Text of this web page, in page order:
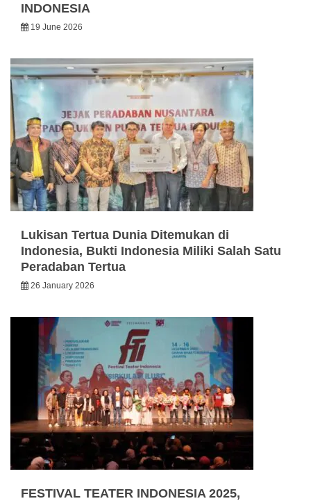
INDONESIA
19 June 2026
Lukisan Tertua Dunia Ditemukan di
Indonesia, Bukti Indonesia Miliki Salah Satu
Peradaban Tertua
26 January 2026
FESTIVAL TEATER INDONESIA 2025,